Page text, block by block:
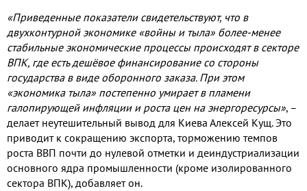
«Приведенные показатели свидетельствуют, что в
двухконтурной экономике «войны и тыла» более-менее
стабильные экономические процессы происходят в секторе
ВПК, где есть дешёвое финансирование со стороны
государства в виде оборонного заказа. При этом
«экономика тыла» постепенно умирает в пламени
галопирующей инфляции и роста цен на энергоресурсы», –
делает неутешительный вывод для Киева Алексей Кущ. Это
приводит к сокращению экспорта, торможению темпов
роста ВВП почти до нулевой отметки и деиндустриализации
основного ядра промышленности (кроме изолированного
сектора ВПК), добавляет он.